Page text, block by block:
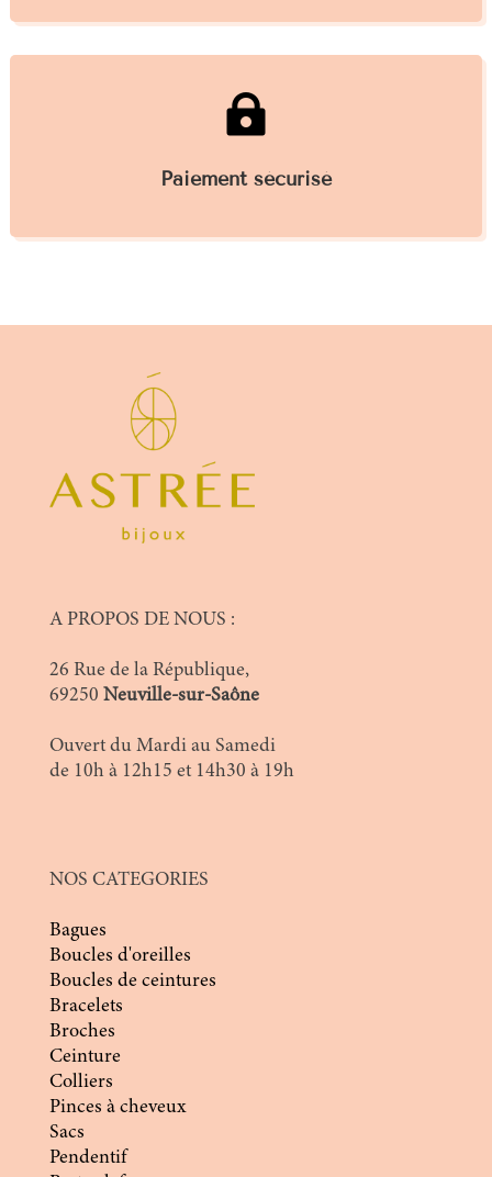

Paiement sécurisé
A PROPOS DE NOUS :
26 Rue de la République,
69250 Neuville-sur-Saône
Ouvert du Mardi au Samedi
de 10h à 12h15 et 14h30 à 19h
NOS CATEGORIES
Bagues
Boucles d'oreilles
Boucles de ceintures
Bracelets
Broches
Ceinture
Colliers
Pinces à cheveux
Sacs
Pendentif